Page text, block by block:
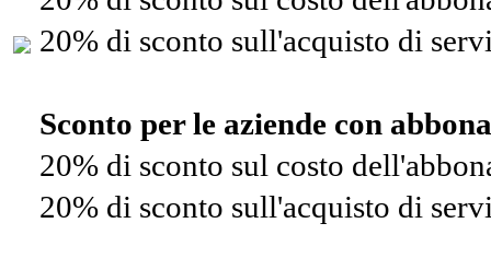
20% di sconto sull'acquisto di
Sconto per le aziende con
20% di sconto sul costo
20% di sconto sull'acquisto di